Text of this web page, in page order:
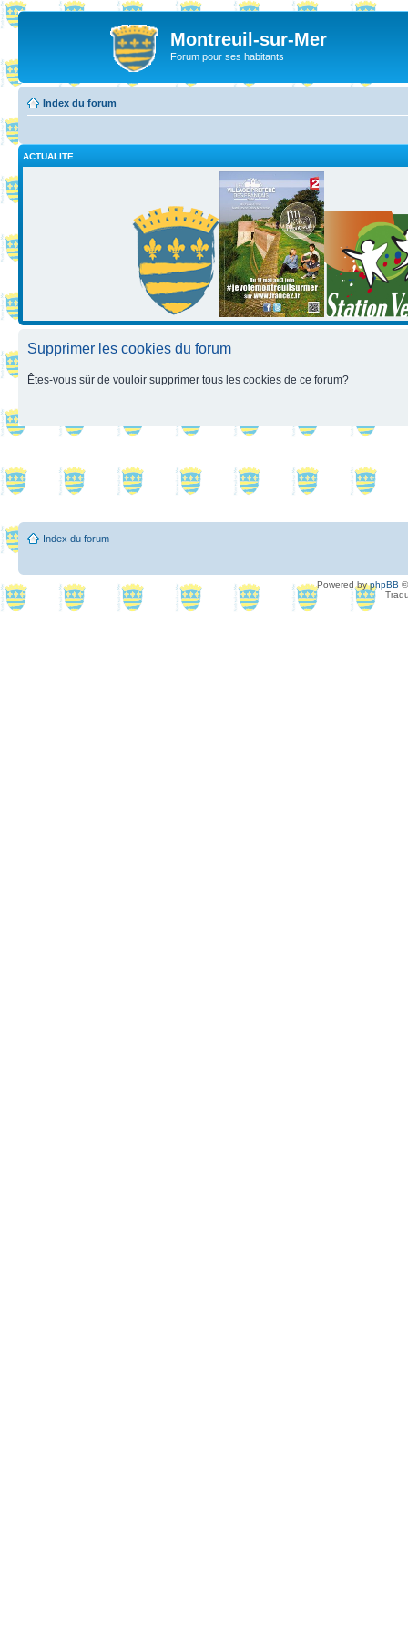
Montreuil-sur-Mer
Forum pour ses habitants
Index du forum
ACTUALITE
Supprimer les cookies du forum
Êtes-vous sûr de vouloir supprimer tous les cookies de ce forum?
Index du forum
Powered byphpBB